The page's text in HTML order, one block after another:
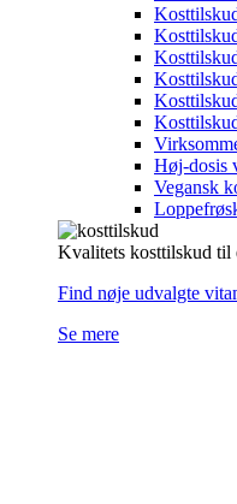
Høj-dosis
Vegansk
Kvalitets kosttilskud til
Find nøje udvalgte
Se mere